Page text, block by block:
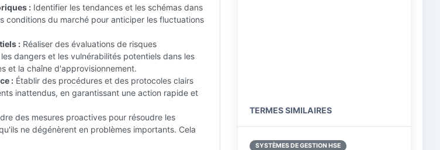
: Identifier les tendances et les schémas dans
conditions du marché pour anticiper les fluctuations
: Réaliser des évaluations de risques
dangers et les vulnérabilités potentiels dans les
et la chaîne d'approvisionnement.
: Établir des procédures et des protocoles clairs
inattendus, en garantissant une action rapide et
des mesures proactives pour résoudre les
ne dégénèrent en problèmes importants. Cela
TERMES SIMILAIRES
SYSTÈMES DE GESTION HSE